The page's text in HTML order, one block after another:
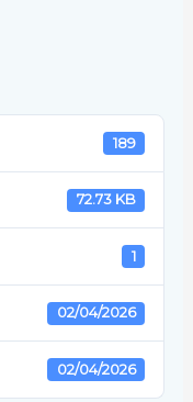
189
72.73 KB
1
02/04/2026
02/04/2026